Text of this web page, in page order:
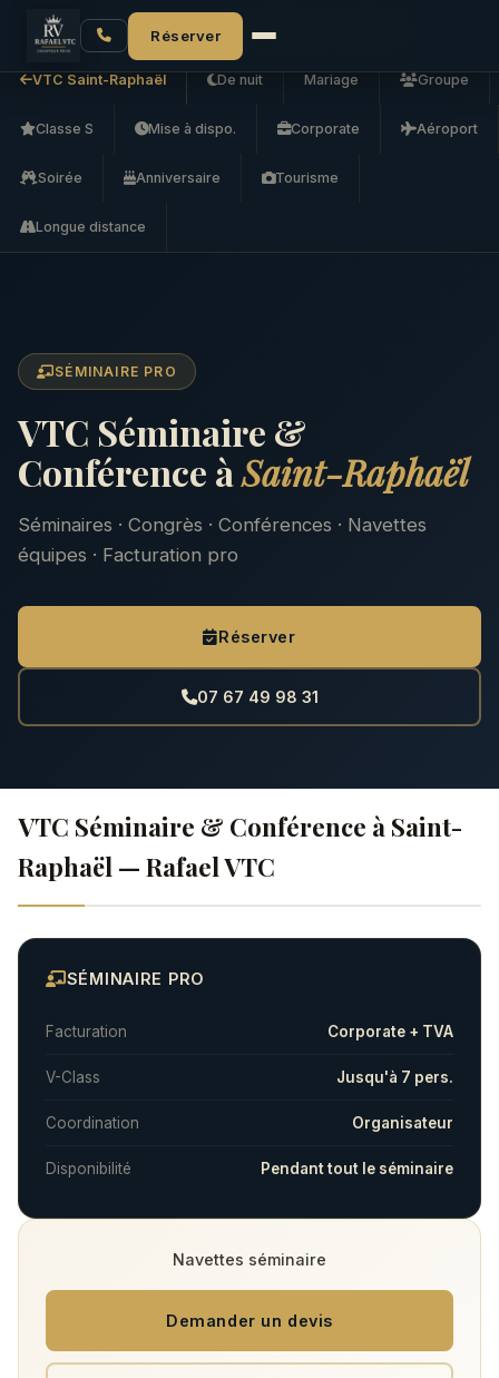
Réserver
Accueil VTC Saint-Raphaël
VTC Saint-Raphaël De nuit Mariage Groupe
Classe S Mise à dispo. Corporate Aéroport
Soirée Anniversaire Tourisme
Longue distance
SÉMINAIRE PRO
VTC Séminaire &
Conférence àSaint-Raphaël
Séminaires · Congrès · Conférences · Navettes
équipes · Facturation pro
Réserver
07 67 49 98 31
VTC Séminaire & Conférence à Saint-
Raphaël — Rafael VTC
SÉMINAIRE PRO
Facturation Corporate + TVA
V-Class Jusqu'à 7 pers.
Coordination Organisateur
Disponibilité Pendant tout le séminaire
Navettes séminaire
Demander un devis